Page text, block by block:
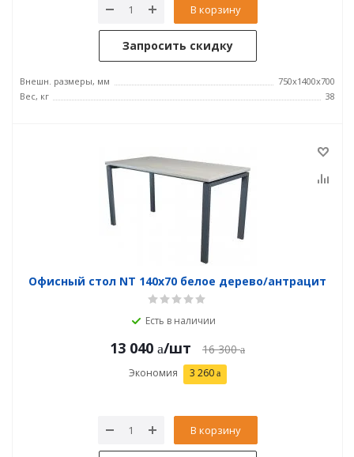
В корзину
Запросить скидку
Внешн. размеры, мм
750x1400x700
Вес, кг
38
Офисный стол NT 140x70 белое дерево/антрацит
Есть в наличии
13 040 /шт 16 300
Экономия 3 260
В корзину